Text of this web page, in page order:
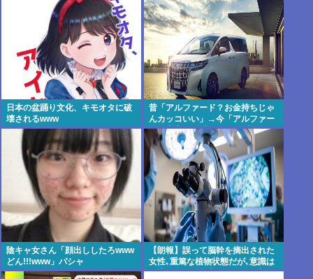
日本の盆踊り文化、キモオタに破
壊されるwww
昔「アルファード？お金持ちじゃ
んカッコいい」→今「アルファー
ド？中卒DQN専用イキり残クレカ
ーじゃんwww」
陰キャ女さん「顔出ししたろwww
どん!!!www」パシャ
【朗報】誤って脳幹を摘出された
女性､重篤な植物状態だが､意識は
正常で何かを思考していると判明